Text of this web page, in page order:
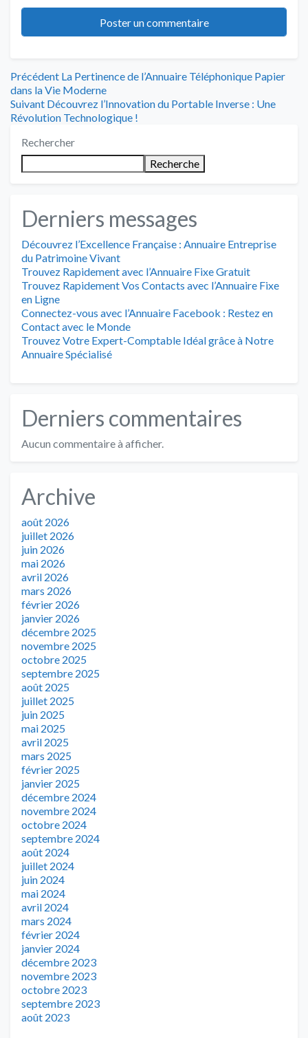
Navigation
de
l’article
Précédent Article
précédent
:
La Pertinence de l’Annuaire Téléphonique Papier
dans la Vie Moderne
Suivant Article
suivant
Découvrez l’Innovation du Portable Inverse : Une
Révolution Technologique !
Rechercher
Recherche
Derniers messages
Découvrez l’Excellence Française : Annuaire Entreprise
du Patrimoine Vivant
Trouvez Rapidement avec l’Annuaire Fixe Gratuit
Trouvez Rapidement Vos Contacts avec l’Annuaire Fixe
en Ligne
Connectez-vous avec l’Annuaire Facebook : Restez en
Contact avec le Monde
Trouvez Votre Expert-Comptable Idéal grâce à Notre
Annuaire Spécialisé
Derniers commentaires
Aucun commentaire à afficher.
Archive
août 2026
juillet 2026
juin 2026
mai 2026
avril 2026
mars 2026
février 2026
janvier 2026
décembre 2025
novembre 2025
octobre 2025
septembre 2025
août 2025
juillet 2025
juin 2025
mai 2025
avril 2025
mars 2025
février 2025
janvier 2025
décembre 2024
novembre 2024
octobre 2024
septembre 2024
août 2024
juillet 2024
juin 2024
mai 2024
avril 2024
mars 2024
février 2024
janvier 2024
décembre 2023
novembre 2023
octobre 2023
septembre 2023
août 2023